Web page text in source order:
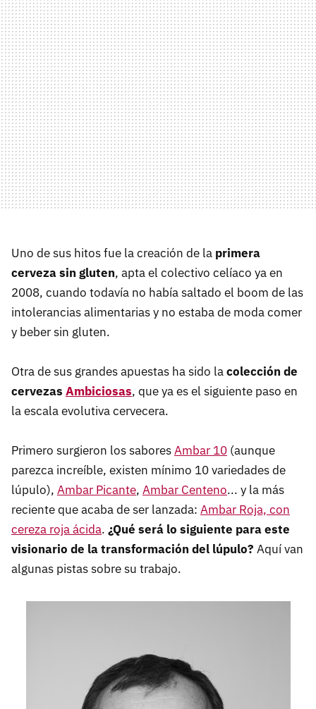
Uno de sus hitos fue la creación de la primera
cerveza sin gluten, apta el colectivo celíaco ya en
2008, cuando todavía no había saltado el boom de las
intolerancias alimentarias y no estaba de moda comer
y beber sin gluten.
Otra de sus grandes apuestas ha sido lacolección de
cervezas Ambiciosas, que ya es el siguiente paso en
la escala evolutiva cervecera.
Primero surgieron los saboresAmbar 10 (aunque
parezca increíble, existen mínimo 10 variedades de
lúpulo), Ambar Picante, Ambar Centeno... y la más
reciente que acaba de ser lanzada: Ambar Roja, con
cereza roja ácida. ¿Qué será lo siguiente para este
visionario de la transformación del lúpulo? Aquí van
algunas pistas sobre su trabajo.